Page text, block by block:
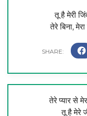
तू है मेरी
तेरे बिना,
तेरे प्यार से
तू है मेरे